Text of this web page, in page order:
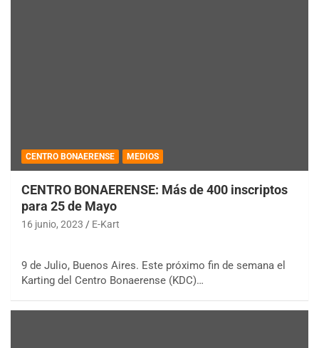
CENTRO BONAERENSE MEDIOS
CENTRO BONAERENSE: Más de 400 inscriptos
para 25 de Mayo
16 junio, 2023 E-Kart
9 de Julio, Buenos Aires. Este próximo fin de semana el
Karting del Centro Bonaerense (KDC)…